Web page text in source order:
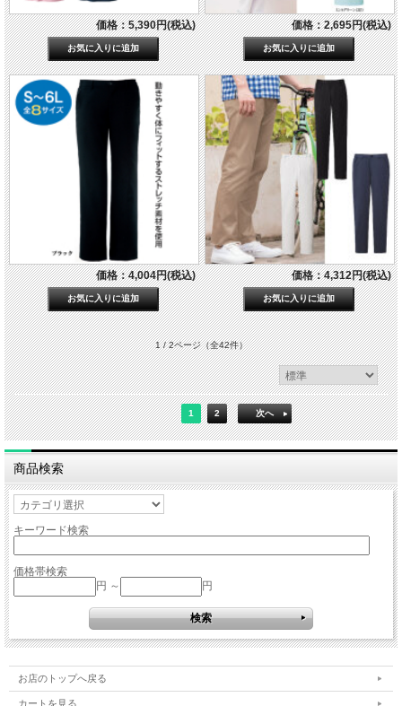
価格：5,390円(税込) 価格：2,695円(税込)
価格：4,004円(税込) 価格：4,312円(税込)
1 / 2ページ（全42件）
1 2 次へ
商品検索
キーワード検索
価格帯検索
円 ～
円
お店のトップへ戻る
カートを見る